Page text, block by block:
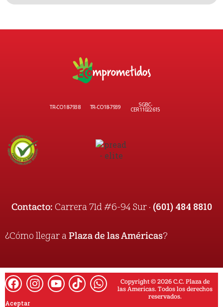
TR-CO18-7938 TR-CO18-7939 SGBC-
CER11022615
Contacto: Carrera 71d #6-94 Sur · (601) 484 8810
¿Cómo llegar a Plaza de las Américas?
Copyright © 2026 C.C. Plaza de
las Americas. Todos los derechos
reservados.
Aceptar